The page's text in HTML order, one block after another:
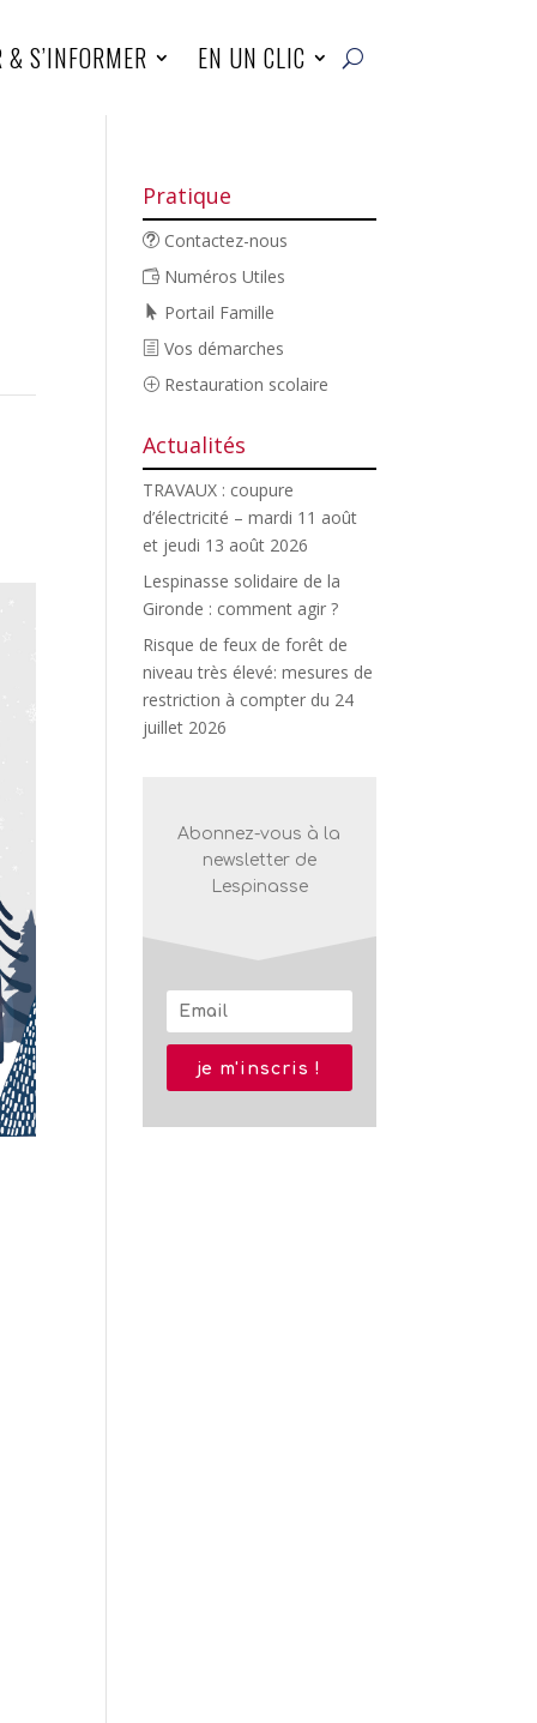
S’INFORMER EN UN CLIC
Pratique
Contactez-nous
Numéros Utiles
Portail Famille
Vos démarches
Restauration scolaire
Actualités
TRAVAUX : coupure
d’électricité – mardi 11 août
et jeudi 13 août 2026
Lespinasse solidaire de la
Gironde : comment agir ?
Risque de feux de forêt de
niveau très élevé: mesures de
restriction à compter du 24
juillet 2026
Abonnez-vous à la
newsletter de
Lespinasse
je m'inscris !